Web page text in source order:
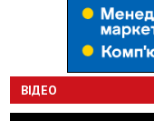
ВІДЕО